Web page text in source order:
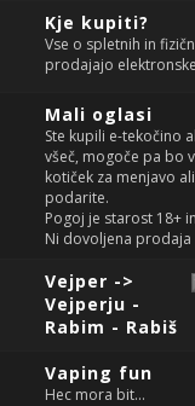
Kje kupiti?
Vse o spletnih in
prodajajo
Mali oglasi
Ste kupili e-tekočino
všeč, mogoče pa bo
kotiček za menjavo
podarite.
Pogoj je starost 18+
Ni dovoljena prodaja
Vejper ->
Vejperju -
Rabim - Rabiš
Vaping fun
Hec mora bit...